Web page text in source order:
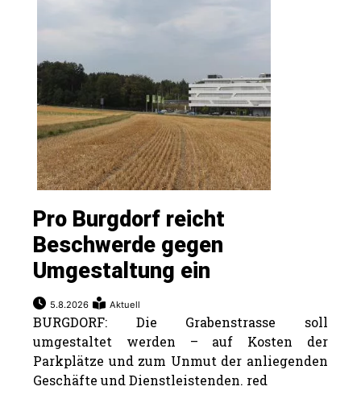
App
Pro Burgdorf reicht
Beschwerde gegen
Umgestaltung ein
5.8.2026 Aktuell
BURGDORF: Die Grabenstrasse soll
umgestaltet werden – auf Kosten der
Parkplätze und zum Unmut der anliegenden
Geschäfte und Dienstleistenden. red